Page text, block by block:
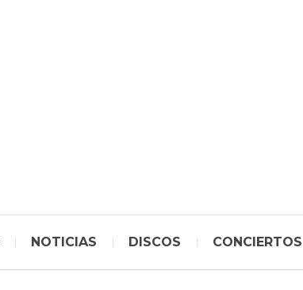
NOTICIAS DISCOS CONCIERTOS